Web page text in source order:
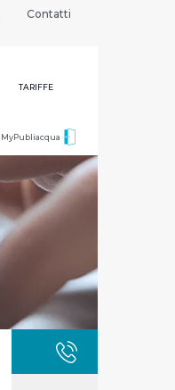
Contatti
TARIFFE
MyPubliacqua